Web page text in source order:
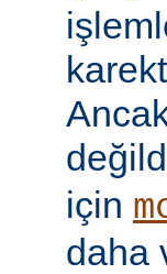
için
daha